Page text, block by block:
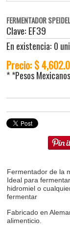
FERMENTADOR
Clave: EF39
En existencia: 0
Precio: $
* *Pesos Mexicanos
Fermentador de la
Ideal para
hidromiel o
fermentar
Fabricado en
alimenticio.